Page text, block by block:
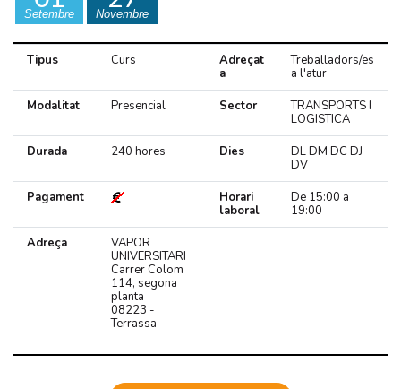
Setembre Novembre
Tipus Curs
Adreçat
a
Treballadors/es
a l'atur
Modalitat
Presencial Sector
TRANSPORTS I
LOGISTICA
Durada
240 hores Dies
DL DM DC DJ
DV
Pagament
Horari
laboral
De 15:00 a
19:00
Adreça
VAPOR
UNIVERSITARI
Carrer Colom
114, segona
planta
08223 -
Terrassa